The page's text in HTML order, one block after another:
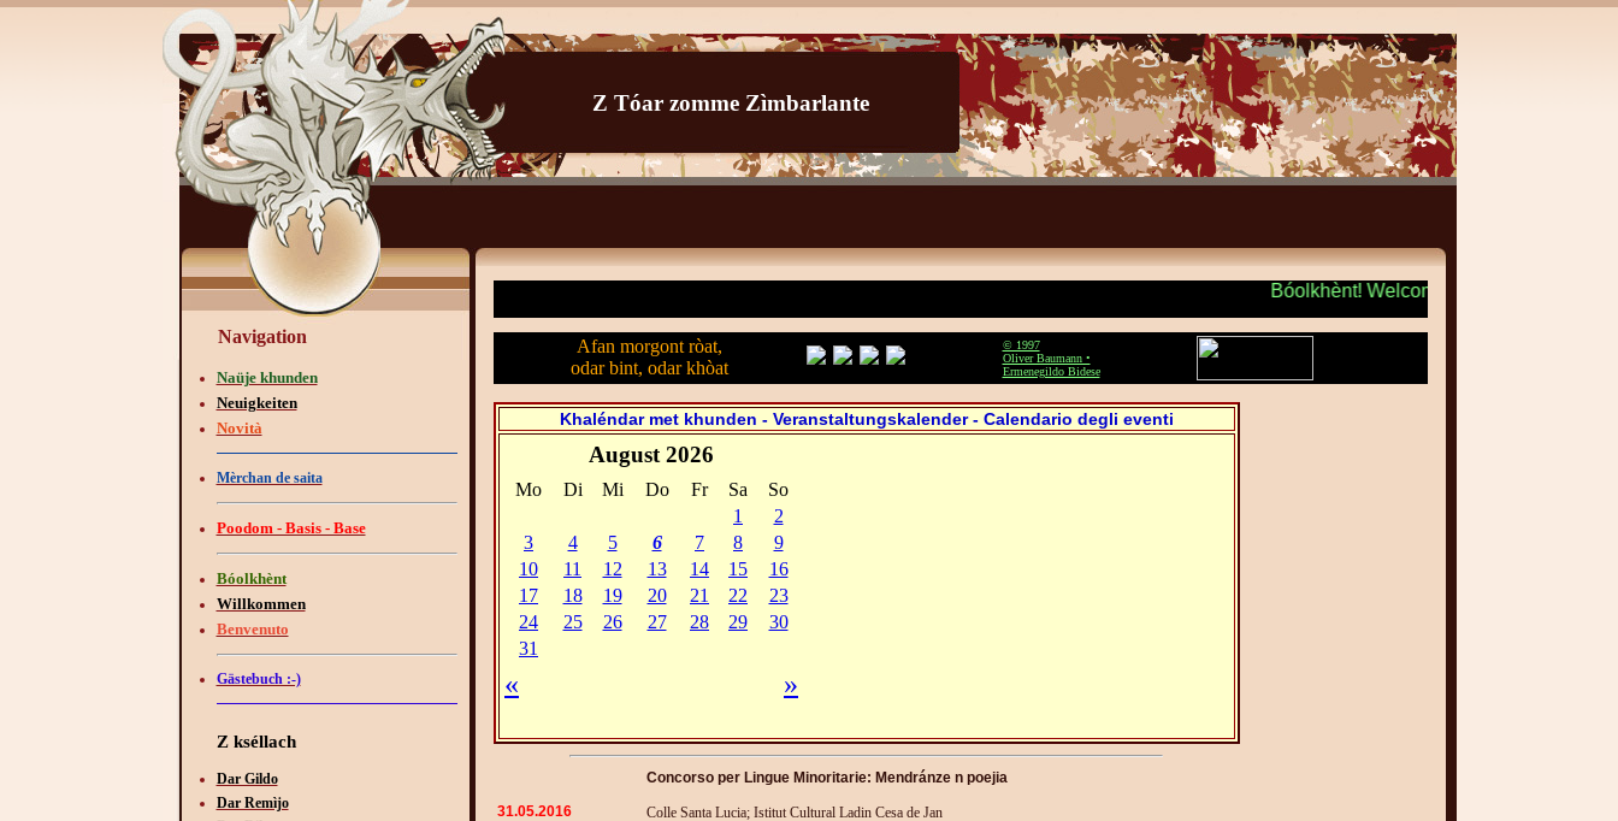
Z Tóar zomme Zìmbarlante
Navigation
Naüje khunden
Neuigkeiten
Novità
Mèrchan de saita
Poodom - Basis - Base
Bóolkhènt
Willkommen
Benvenuto
Gästebuch :-)
Z kséllach
Dar Gildo
Dar Remìjo
Bóolkhènt! Welcome! Benvenuto! + +
Afan morgont ròat,
odar bint, odar khòat
© 1997
Oliver Baumann •
Ermenegildo Bidese
Khaléndar met khunden - Veranstaltungskalender - Calendario degli eventi
31.05.2016
Concorso per Lingue Minoritarie: Mendránze n poejia
Colle Santa Lucia; Istitut Cultural Ladin Cesa de Jan